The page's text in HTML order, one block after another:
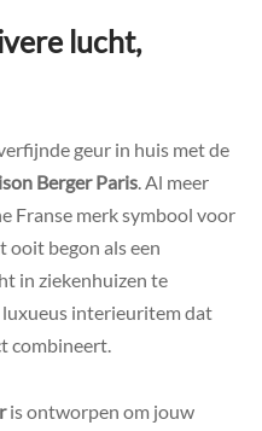
lucht,
geur in huis met de
Berger Paris. Al meer
Franse merk symbool voor
ooit begon als een
in ziekenhuizen te
interieuritem dat
combineert.
is ontworpen om jouw